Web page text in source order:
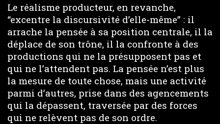
Le réalisme producteur, en revanche,
“excentre la discursivité d’elle-même” : il
arrache la pensée à sa position centrale, il la
déplace de son trône, il la confronte à des
productions qui ne la présupposent pas et
qui ne l’attendent pas. La pensée n’est plus
la mesure de toute chose, mais une activité
parmi d’autres, prise dans des agencements
qui la dépassent, traversée par des forces
qui ne relèvent pas de son ordre.